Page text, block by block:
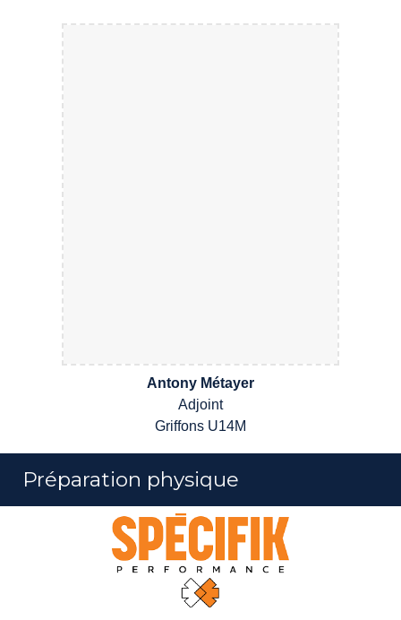
Antony Métayer
Adjoint
Griffons U14M
Préparation physique